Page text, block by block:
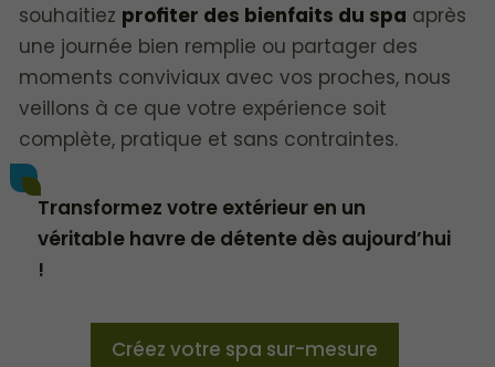
souhaitiez profiter des bienfaits du spa après
une journée bien remplie ou partager des
moments conviviaux avec vos proches, nous
veillons à ce que votre expérience soit
complète, pratique et sans contraintes.
Transformez votre extérieur en un
véritable havre de détente dès aujourd’hui
!
Créez votre spa sur-mesure